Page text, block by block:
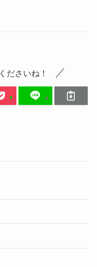
ださいね！